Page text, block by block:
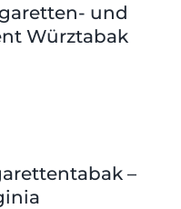
und
Würztabak
–